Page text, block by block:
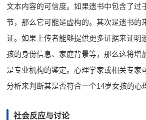
文本内容的可信度。如果遗书中包含了过
节，那么它可能是虚构的。其次是遗书的
证。如果上传者能够提供更多证据来证明
孩的身份信息、家庭背景等，那么这将增
是专业机构的鉴定。心理学家或相关专家
分析来判断其是否符合一个14岁女孩的心
社会反应与讨论